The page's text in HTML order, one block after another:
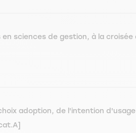
en sciences de gestion, à la
choix adoption, de l'intention